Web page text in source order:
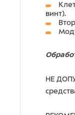
винт).
НЕ